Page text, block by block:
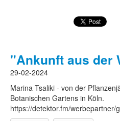
"Ankunft aus der
29-02-2024
Marina Tsaliki - von der
Botanischen Gartens in Köln.
https://detektor.fm/werbepartner/